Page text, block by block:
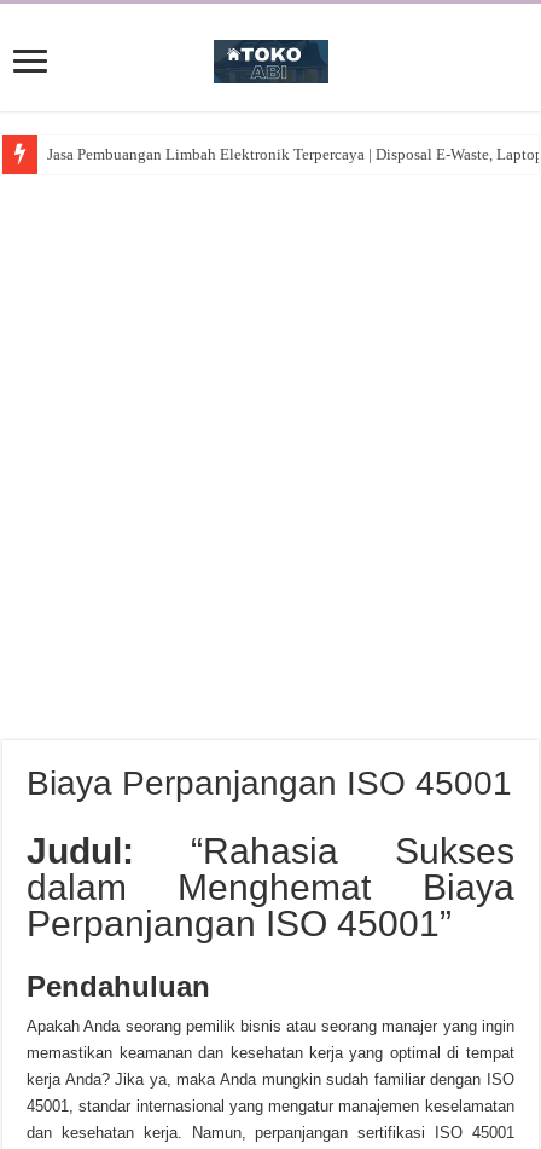
Jasa Pembuangan Limbah Elektronik Terpercaya | Disposal E-Waste,
Biaya Perpanjangan ISO 45001
Judul: “Rahasia Sukses
dalam Menghemat Biaya
Perpanjangan ISO 45001”
Pendahuluan
Apakah Anda seorang pemilik bisnis atau seorang manajer yang ingin
memastikan keamanan dan kesehatan kerja yang optimal di tempat
kerja Anda? Jika ya, maka Anda mungkin sudah familiar dengan ISO
45001, standar internasional yang mengatur manajemen keselamatan
dan kesehatan kerja. Namun, perpanjangan sertifikasi ISO 45001